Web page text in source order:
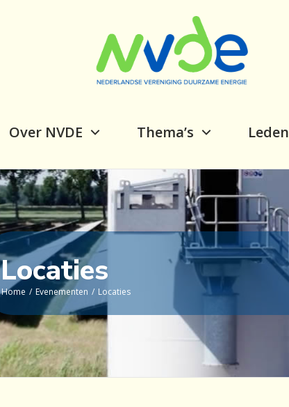
Over NVDE Thema’s Leden
Locaties
Home / Evenementen / Locaties